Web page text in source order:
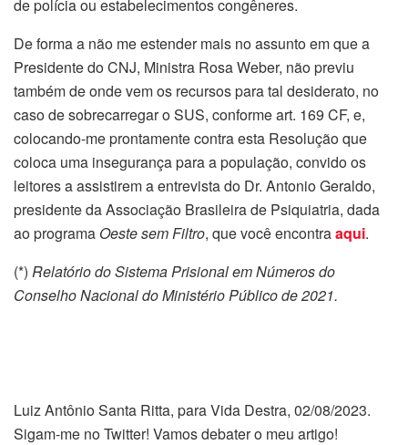
de polícia ou estabelecimentos congêneres.
De forma a não me estender mais no assunto em que a
Presidente do CNJ, Ministra Rosa Weber, não previu
também de onde vem os recursos para tal desiderato, no
caso de sobrecarregar o SUS, conforme art. 169 CF, e,
colocando-me prontamente contra esta Resolução que
coloca uma insegurança para a população, convido os
leitores a assistirem a entrevista do Dr. Antonio Geraldo,
presidente da Associação Brasileira de Psiquiatria, dada
ao programa Oeste sem Filtro, que você encontraaqui.
(*) Relatório do Sistema Prisional em Números do
Conselho Nacional do Ministério Público de 2021.
Luiz Antônio Santa Ritta, para Vida Destra, 02/08/2023.
Sigam-me no Twitter! Vamos debater o meu artigo!